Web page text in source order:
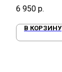
6 950 р.
В КОРЗИНУ